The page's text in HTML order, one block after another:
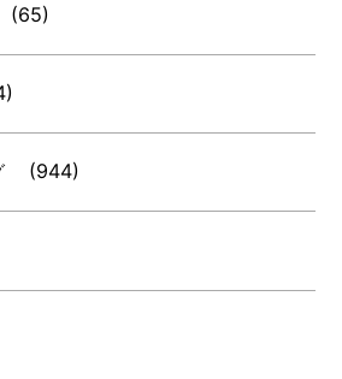
(65)
(944)